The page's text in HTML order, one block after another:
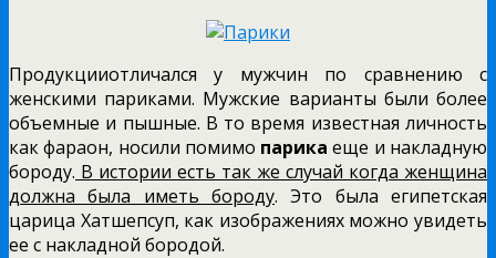
Продукцииотличался у мужчин по сравнению с
женскими париками. Мужские варианты были более
объемные и пышные. В то время известная личность
как фараон, носили помимо парика еще и накладную
бороду. В истории есть так же случай когда женщина
должна была иметь бороду. Это была египетская
царица Хатшепсуп, как изображениях можно увидеть
ее с накладной бородой.